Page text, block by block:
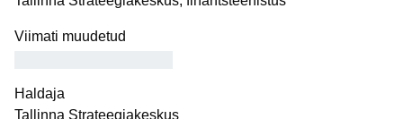
Viimati muudetud
Haldaja
Tallinna Strateegiakeskus